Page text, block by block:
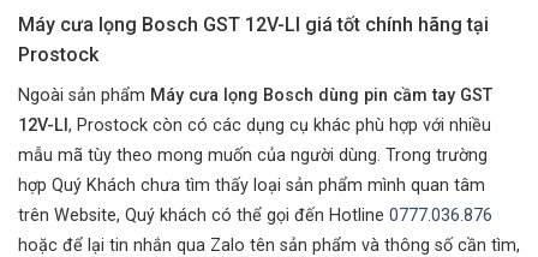
Máy cưa lọng Bosch GST 12V-LI giá tốt chính hãng tại
Prostock
Ngoài sản phẩm Máy cưa lọng Bosch dùng pin cầm tay GST
12V-LI , Prostock còn có các dụng cụ khác phù hợp với nhiều
mẫu mã tùy theo mong muốn của người dùng. Trong trường
hợp Quý Khách chưa tìm thấy loại sản phẩm mình quan tâm
trên Website, Quý khách có thể gọi đến Hotline 0777.036.876
hoặc để lại tin nhắn qua Zalo tên sản phẩm và thông số cần tìm,